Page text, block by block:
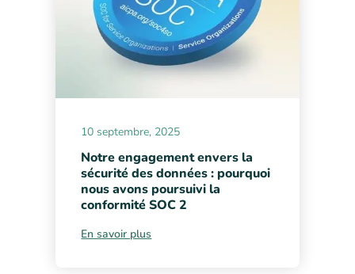
10 septembre, 2025
Notre engagement envers la
sécurité des données : pourquoi
nous avons poursuivi la
conformité SOC 2
En savoir plus